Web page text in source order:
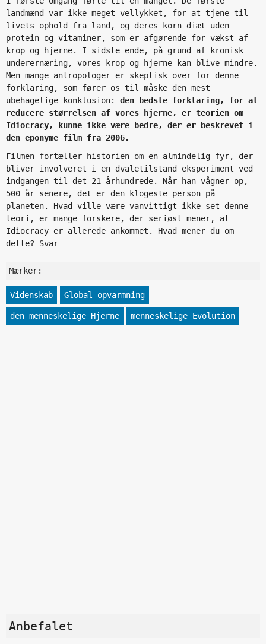
landmænd var ikke meget vellykket, for at tjene til
livets ophold fra land, og deres korn diæt uden
protein og vitaminer, som er afgørende for vækst af
krop og hjerne. I sidste ende, på grund af kronisk
underernæring, vores krop og hjerne kan blive mindre.
Men mange antropologer er skeptisk over for denne
forklaring, som fører os til måske den mest
ubehagelige konklusion: den bedste forklaring, for at
reducere størrelsen af vores hjerne, er teorien om
Idiocracy, kunne ikke være bedre, der er beskrevet i
den eponyme film fra 2006.
Filmen fortæller historien om en almindelig fyr, der
bliver involveret i en dvaletilstand eksperiment ved
indgangen til det 21 århundrede. Når han vågner op,
500 år senere, det er den klogeste person på
planeten. Hvad ville være vanvittigt ikke set denne
teori, er mange forskere, der seriøst mener, at
Idiocracy er allerede ankommet. Hvad mener du om
dette? Svar
Mærker:
Videnskab Global opvarmning
den menneskelige Hjerne menneskelige Evolution
Anbefalet